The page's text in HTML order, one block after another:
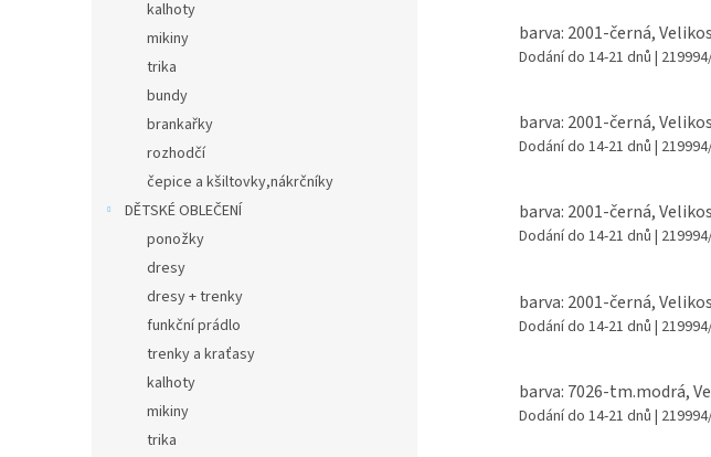
kalhoty
mikiny
trika
bundy
brankařky
rozhodčí
čepice a kšiltovky,nákrčníky
DĚTSKÉ OBLEČENÍ
ponožky
dresy
dresy + trenky
funkční prádlo
trenky a kraťasy
kalhoty
mikiny
trika
barva: 2001-černá,
Dodání do 14-21 dnů |
barva: 2001-černá,
Dodání do 14-21 dnů |
barva: 2001-černá,
Dodání do 14-21 dnů |
barva: 2001-černá,
Dodání do 14-21 dnů |
barva: 7026-tm.modrá,
Dodání do 14-21 dnů |